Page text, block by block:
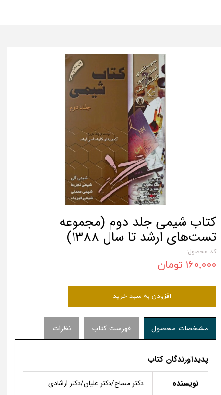
کتاب شیمی جلد دوم (مجموعه
تست‌های ارشد تا سال 1388)
کد محصول:
۱۶۰,۰۰۰ تومان
افزودن به سبد خرید
مشخصات محصول فهرست کتاب نظرات
پدیدآورندگان کتاب
نویسنده
دکتر مساح/دکتر علیان­/دکتر ارشادی